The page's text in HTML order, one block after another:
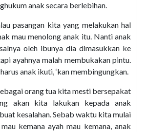
anak secara berlebihan.
pasangan kita yang melakukan hal
mau menolong anak itu. Nanti anak
oleh ibunya dia dimasukkan ke
ayahnya malah membukakan pintu.
anak ikuti, ‘kan membingungkan.
orang tua kita mesti bersepakat
akan kita lakukan kepada anak
kesalahan. Sebab waktu kita mulai
kemana ayah mau kemana, anak